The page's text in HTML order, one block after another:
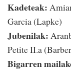
Kadeteak:
Garcia (Lapke)
Jubenilak:
Petite II.a
Bigarren